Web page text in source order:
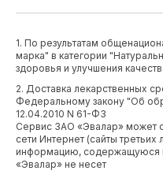
1. По результатам
марка" в категории
здоровья и улучшения
2. Доставка лекарственных
Федеральному закону "Об
12.04.2010 N 61-ФЗ
Сервис ЗАО «Эвалар» может
сети Интернет (сайты третьих
информацию, содержащуюся
«Эвалар» не несет